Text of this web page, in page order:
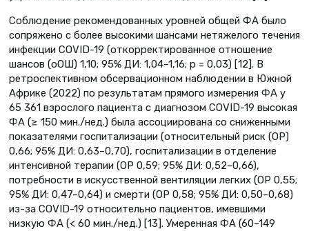
Соблюдение рекомендованных уровней общей ФА было
сопряжено с более высокими шансами нетяжелого течения
инфекции COVID-19 (откорректированное отношение
шансов (оOШ) 1,10; 95% ДИ: 1,04–1,16; p = 0,03) [12]. В
ретроспективном обсервационном наблюдении в Южной
Африке (2022) по результатам прямого измерения ФА у
65 361 взрослого пациента с диагнозом COVID-19 высокая
ФА (≥ 150 мин./нед.) была ассоциирована со сниженными
показателями госпитализации (относительный риск (ОР)
0,66; 95% ДИ: 0,63–0,70), госпитализации в отделение
интенсивной терапии (ОР 0,59; 95% ДИ: 0,52–0,66),
потребности в искусственной вентиляции легких (ОР 0,55;
95% ДИ: 0,47–0,64) и смерти (ОР 0,58; 95% ДИ: 0,50–0,68)
из-за COVID-19 относительно пациентов, имевшими
низкую ФА (< 60 мин./нед.) [13]. Умеренная ФА (60–149